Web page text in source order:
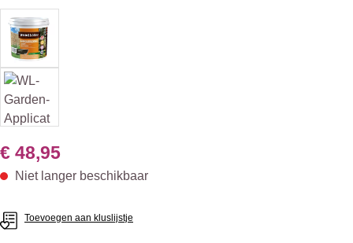
€ 48,95
Niet langer beschikbaar
Toevoegen aan kluslijstje